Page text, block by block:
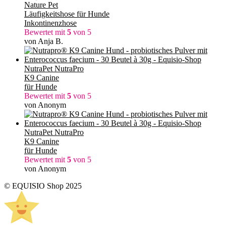
Nature Pet
Läufigkeitshose für Hunde
Inkontinenzhose
Bewertet mit 5 von 5
von Anja B.
NutraPet NutraPro
K9 Canine
für Hunde
Bewertet mit 5 von 5
von Anonym
NutraPet NutraPro
K9 Canine
für Hunde
Bewertet mit 5 von 5
von Anonym
© EQUISIO Shop 2025